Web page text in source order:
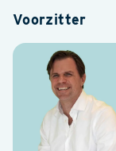
Voorzitter